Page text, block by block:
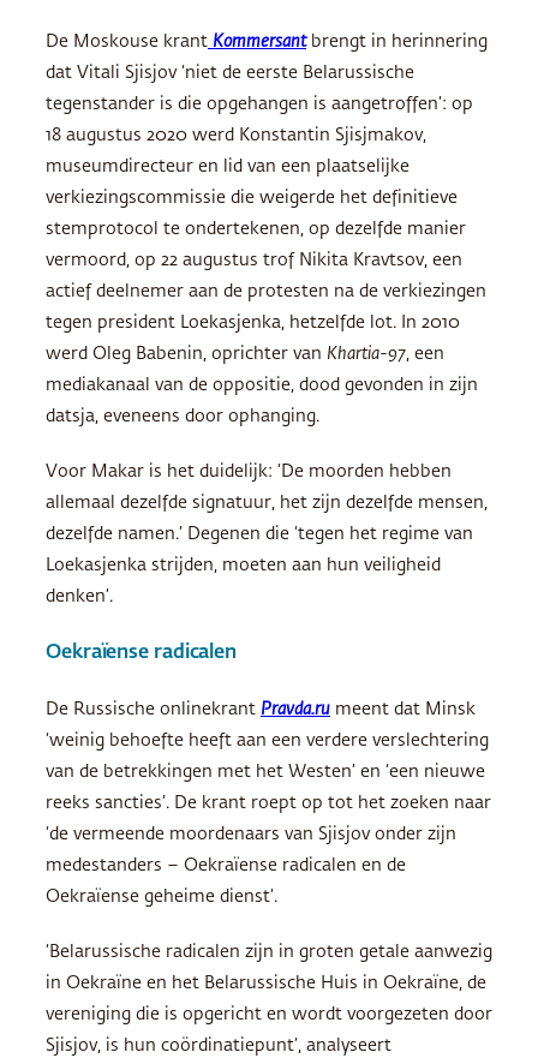
De Moskouse krant Kommersantbrengt in herinnering
dat Vitali Sjisjov ‘niet de eerste Belarussische
tegenstander is die opgehangen is aangetroffen’: op
18 augustus 2020 werd Konstantin Sjisjmakov,
museumdirecteur en lid van een plaatselijke
verkiezingscommissie die weigerde het definitieve
stemprotocol te ondertekenen, op dezelfde manier
vermoord, op 22 augustus trof Nikita Kravtsov, een
actief deelnemer aan de protesten na de verkiezingen
tegen president Loekasjenka, hetzelfde lot. In 2010
werd Oleg Babenin, oprichter van Khartia-97 , een
mediakanaal van de oppositie, dood gevonden in zijn
datsja, eveneens door ophanging.
Voor Makar is het duidelijk: ‘De moorden hebben
allemaal dezelfde signatuur, het zijn dezelfde mensen,
dezelfde namen.’ Degenen die ‘tegen het regime van
Loekasjenka strijden, moeten aan hun veiligheid
denken’.
Oekraïense radicalen
De Russische onlinekrant Pravda.ru meent dat Minsk
‘weinig behoefte heeft aan een verdere verslechtering
van de betrekkingen met het Westen’ en ‘een nieuwe
reeks sancties’. De krant roept op tot het zoeken naar
‘de vermeende moordenaars van Sjisjov onder zijn
medestanders – Oekraïense radicalen en de
Oekraïense geheime dienst’.
‘Belarussische radicalen zijn in groten getale aanwezig
in Oekraïne en het Belarussische Huis in Oekraïne, de
vereniging die is opgericht en wordt voorgezeten door
Sjisjov, is hun coördinatiepunt’, analyseert